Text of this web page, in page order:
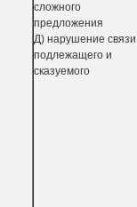
сложного
предложения
Д) нарушение связи
подлежащего и
сказуемого